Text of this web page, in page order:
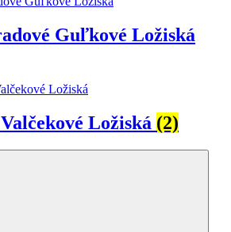
Guľkové Ložiská
Ložiská (2)